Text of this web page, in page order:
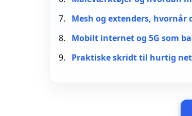
Mesh og extenders,
Mobilt internet og 5G som
Praktiske skridt til hurtig